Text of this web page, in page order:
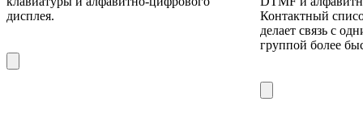
дисплея.
Контактный
делает связь с
группой более